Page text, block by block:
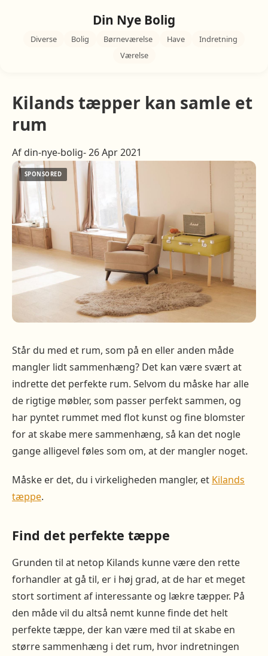
Din Nye Bolig
Diverse Bolig Børneværelse Have
Indretning
Værelse
Kilands tæpper kan samle et
rum
Af din-nye-bolig- 26 Apr 2021
Står du med et rum, som på en eller anden måde
mangler lidt sammenhæng? Det kan være svært at
indrette det perfekte rum. Selvom du måske har alle
de rigtige møbler, som passer perfekt sammen, og
har pyntet rummet med flot kunst og fine blomster
for at skabe mere sammenhæng, så kan det nogle
gange alligevel føles som om, at der mangler noget.
Måske er det, du i virkeligheden mangler, et Kilands
tæppe.
Find det perfekte tæppe
Grunden til at netop Kilands kunne være den rette
forhandler at gå til, er i høj grad, at de har et meget
stort sortiment af interessante og lækre tæpper. På
den måde vil du altså nemt kunne finde det helt
perfekte tæppe, der kan være med til at skabe en
større sammenhæng i det rum, hvor indretningen